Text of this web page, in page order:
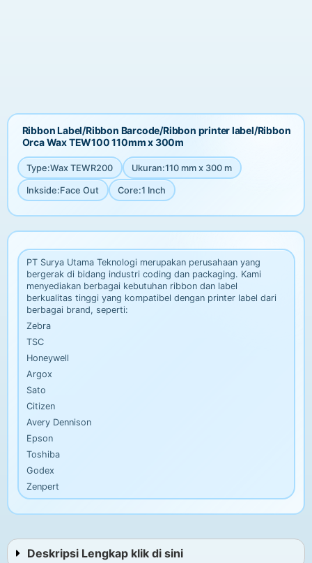
Ribbon Label/Ribbon Barcode/Ribbon printer label/Ribbon
Orca Wax TEW100 110mm x 300m
Type:Wax TEWR200 Ukuran:110 mm x 300 m
Inkside:Face Out Core:1 Inch
PT Surya Utama Teknologi merupakan perusahaan yang
bergerak di bidang industri coding dan packaging. Kami
menyediakan berbagai kebutuhan ribbon dan label
berkualitas tinggi yang kompatibel dengan printer label dari
berbagai brand, seperti:
Zebra
TSC
Honeywell
Argox
Sato
Citizen
Avery Dennison
Epson
Toshiba
Godex
Zenpert
Deskripsi Lengkap klik di sini